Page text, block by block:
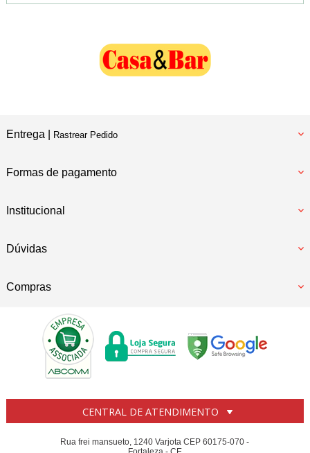
Entrega | Rastrear Pedido
Formas de pagamento
Institucional
Dúvidas
Compras
CENTRAL DE ATENDIMENTO
Rua frei mansueto, 1240 Varjota CEP 60175-070 -